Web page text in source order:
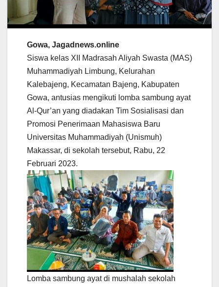
Gowa, Jagadnews.online
Siswa kelas XII Madrasah Aliyah Swasta (MAS)
Muhammadiyah Limbung, Kelurahan
Kalebajeng, Kecamatan Bajeng, Kabupaten
Gowa, antusias mengikuti lomba sambung ayat
Al-Qur’an yang diadakan Tim Sosialisasi dan
Promosi Penerimaan Mahasiswa Baru
Universitas Muhammadiyah (Unismuh)
Makassar, di sekolah tersebut, Rabu, 22
Februari 2023.
Lomba sambung ayat di mushalah sekolah